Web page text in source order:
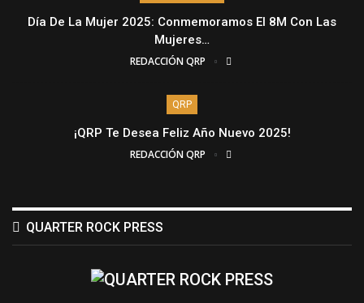
Día De La Mujer 2025: Conmemoramos El 8M Con Las
Mujeres…
REDACCIÓN QRP
QRP
¡QRP Te Desea Feliz Año Nuevo 2025!
REDACCIÓN QRP
QUARTER ROCK PRESS